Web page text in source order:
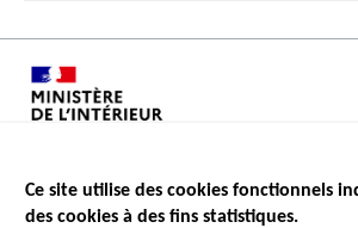
Ce site utilise des cookies fonctionnels
des cookies à des fins statistiques.